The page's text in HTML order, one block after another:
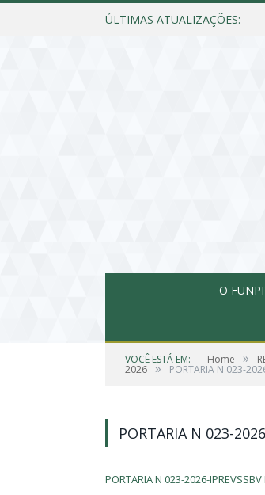
ÚLTIMAS ATUALIZAÇÕES:
O
VOCÊ ESTÁ EM: Home »
2026 » PORTARIA N 023-
PORTARIA N 023-
PORTARIA N 023-2026-